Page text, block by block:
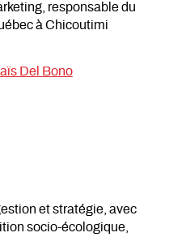
responsable du
à Chicoutimi
Del Bono
et stratégie, avec
socio-écologique,